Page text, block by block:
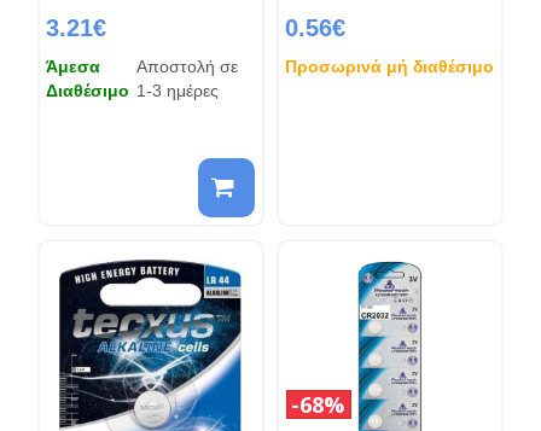
3.21€
Άμεσα
Διαθέσιμο
Αποστολή σε
1-3 ημέρες
0.56€
Προσωρινά μή διαθέσιμο
68%